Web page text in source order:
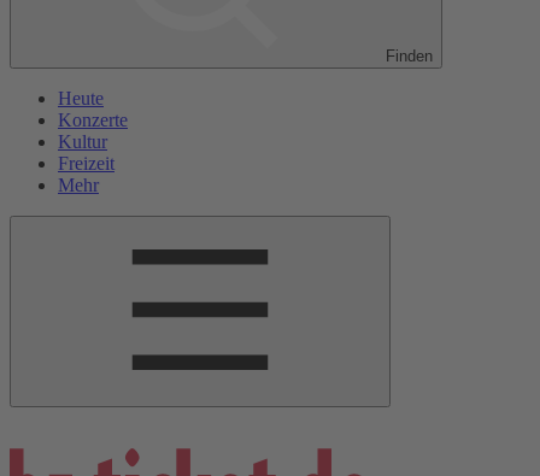
Finden
Heute
Konzerte
Kultur
Freizeit
Mehr